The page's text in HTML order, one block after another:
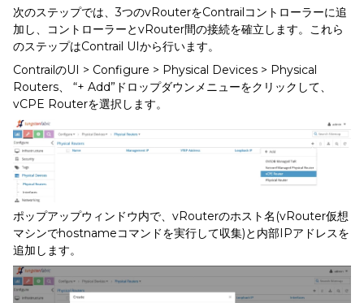
次のステップでは、3つのvRouterをContrailコントローラーに追
加し、コントローラーとvRouter間の接続を確立します。これら
のステップはContrail UIから行います。
ContrailのUI > Configure > Physical Devices > Physical
Routers、 “+ Add”ドロップダウンメニューをクリックして、
vCPE Routerを選択します。
ポップアップウィンドウ内で、vRouterのホスト名(vRouter仮想
マシンでhostnameコマンドを実行して収集)と内部IPアドレスを
追加します。